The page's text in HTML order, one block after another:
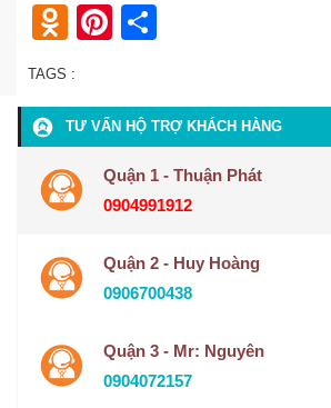
Odnoklassniki
Pinterest
TAGS :
TƯ VẤN HỘ TRỢ KHÁCH HÀNG
Quận 1 - Thuận Phát
0904991912
Quận 2 - Huy Hoàng
0906700438
Quận 3 - Mr: Nguyên
0904072157